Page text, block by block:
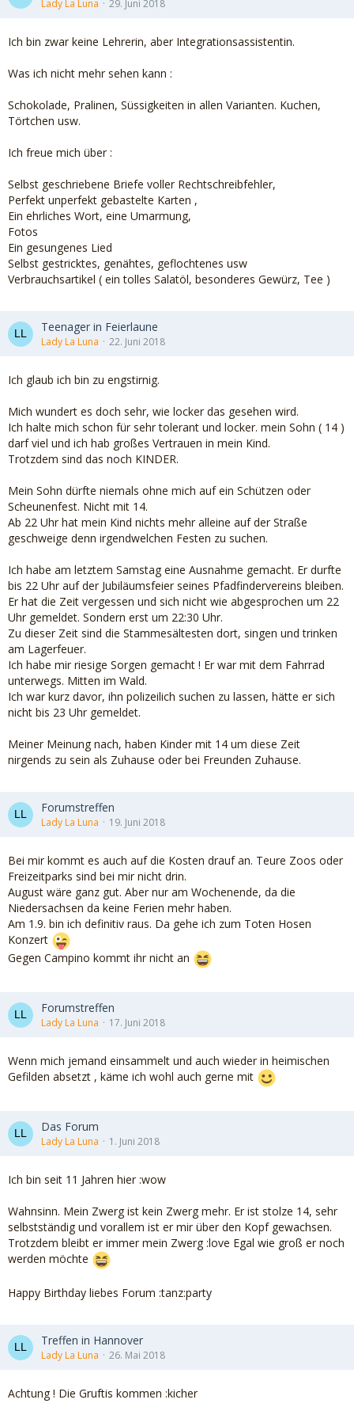
Lady La Luna 29. Juni 2018
Ich bin zwar keine Lehrerin, aber Integrationsassistentin.
Was ich nicht mehr sehen kann :
Schokolade, Pralinen, Süssigkeiten in allen Varianten. Kuchen,
Törtchen usw.
Ich freue mich über :
Selbst geschriebene Briefe voller Rechtschreibfehler,
Perfekt unperfekt gebastelte Karten ,
Ein ehrliches Wort, eine Umarmung,
Fotos
Ein gesungenes Lied
Selbst gestricktes, genähtes, geflochtenes usw
Verbrauchsartikel ( ein tolles Salatöl, besonderes Gewürz, Tee )
Teenager in Feierlaune
Lady La Luna 22. Juni 2018
Ich glaub ich bin zu engstirnig.
Mich wundert es doch sehr, wie locker das gesehen wird.
Ich halte mich schon für sehr tolerant und locker. mein Sohn ( 14 )
darf viel und ich hab großes Vertrauen in mein Kind.
Trotzdem sind das noch KINDER.
Mein Sohn dürfte niemals ohne mich auf ein Schützen oder
Scheunenfest. Nicht mit 14.
Ab 22 Uhr hat mein Kind nichts mehr alleine auf der Straße
geschweige denn irgendwelchen Festen zu suchen.
Ich habe am letztem Samstag eine Ausnahme gemacht. Er durfte
bis 22 Uhr auf der Jubiläumsfeier seines Pfadfindervereins bleiben.
Er hat die Zeit vergessen und sich nicht wie abgesprochen um 22
Uhr gemeldet. Sondern erst um 22:30 Uhr.
Zu dieser Zeit sind die Stammesältesten dort, singen und trinken
am Lagerfeuer.
Ich habe mir riesige Sorgen gemacht ! Er war mit dem Fahrrad
unterwegs. Mitten im Wald.
Ich war kurz davor, ihn polizeilich suchen zu lassen, hätte er sich
nicht bis 23 Uhr gemeldet.
Meiner Meinung nach, haben Kinder mit 14 um diese Zeit
nirgends zu sein als Zuhause oder bei Freunden Zuhause.
Forumstreffen
Lady La Luna 19. Juni 2018
Bei mir kommt es auch auf die Kosten drauf an. Teure Zoos oder
Freizeitparks sind bei mir nicht drin.
August wäre ganz gut. Aber nur am Wochenende, da die
Niedersachsen da keine Ferien mehr haben.
Am 1.9. bin ich definitiv raus. Da gehe ich zum Toten Hosen
Konzert
Gegen Campino kommt ihr nicht an
Forumstreffen
Lady La Luna 17. Juni 2018
Wenn mich jemand einsammelt und auch wieder in heimischen
Gefilden absetzt , käme ich wohl auch gerne mit
Das Forum
Lady La Luna 1. Juni 2018
Ich bin seit 11 Jahren hier :wow
Wahnsinn. Mein Zwerg ist kein Zwerg mehr. Er ist stolze 14, sehr
selbstständig und vorallem ist er mir über den Kopf gewachsen.
Trotzdem bleibt er immer mein Zwerg :love Egal wie groß er noch
werden möchte
Happy Birthday liebes Forum :tanz:party
Treffen in Hannover
Lady La Luna 26. Mai 2018
Achtung ! Die Gruftis kommen :kicher